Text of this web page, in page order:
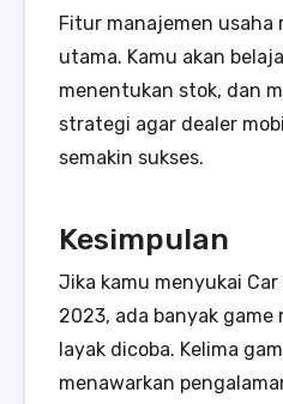
Fitur manajemen usaha
utama. Kamu akan
menentukan stok, dan
strategi agar dealer
semakin sukses.
Kesimpulan
Jika kamu menyukai
2023, ada banyak game
layak dicoba. Kelima
menawarkan